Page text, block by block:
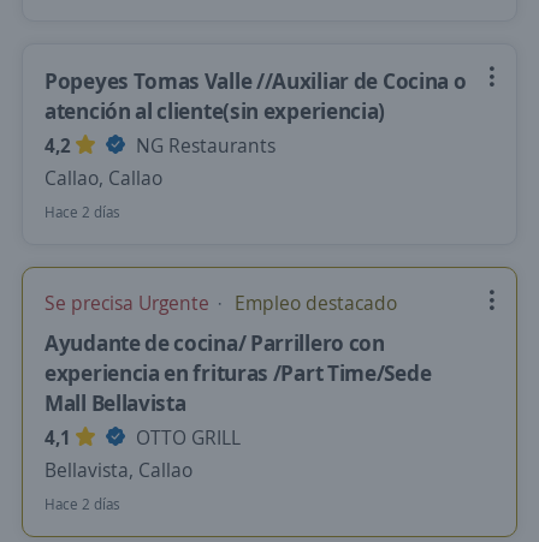
Popeyes Tomas Valle //Auxiliar de Cocina o
atención al cliente(sin experiencia)
4,2
NG Restaurants
Callao, Callao
Hace 2 días
Se precisa Urgente Empleo destacado
Ayudante de cocina/ Parrillero con
experiencia en frituras /Part Time/Sede
Mall Bellavista
4,1
OTTO GRILL
Bellavista, Callao
Hace 2 días